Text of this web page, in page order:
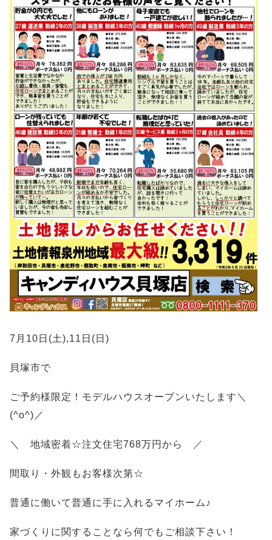
7月10日(土),11日(日)
貝塚市で
ご予約様限定！モデルハウスオープンいたします＼
(^o^)／
＼ 地域密着☆注文住宅768万円から ／
間取り・外観もお客様次第☆
普通に働いて普通に手に入れるマイホーム♪
家づくりに関することなら何でもご相談下さい！